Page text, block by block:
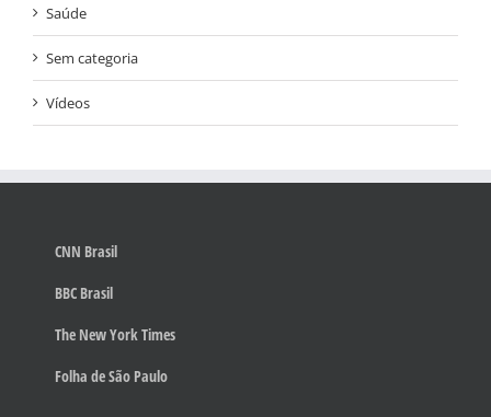
Saúde
Sem categoria
Vídeos
CNN Brasil
BBC Brasil
The New York Times
Folha de São Paulo